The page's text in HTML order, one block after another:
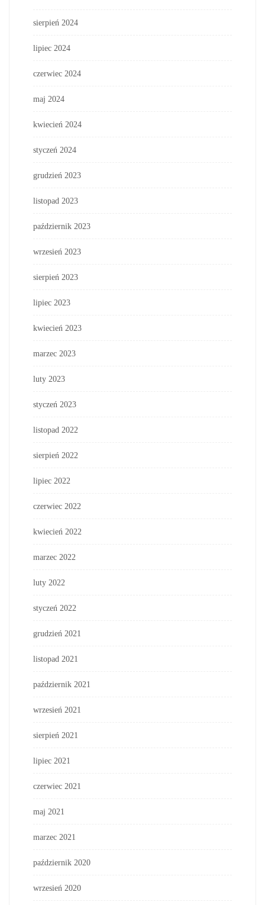
sierpień 2024
lipiec 2024
czerwiec 2024
maj 2024
kwiecień 2024
styczeń 2024
grudzień 2023
listopad 2023
październik 2023
wrzesień 2023
sierpień 2023
lipiec 2023
kwiecień 2023
marzec 2023
luty 2023
styczeń 2023
listopad 2022
sierpień 2022
lipiec 2022
czerwiec 2022
kwiecień 2022
marzec 2022
luty 2022
styczeń 2022
grudzień 2021
listopad 2021
październik 2021
wrzesień 2021
sierpień 2021
lipiec 2021
czerwiec 2021
maj 2021
marzec 2021
październik 2020
wrzesień 2020